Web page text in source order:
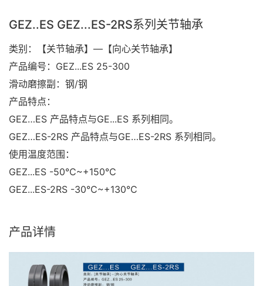
GEZ..ES GEZ...ES-2RS系列关节轴承
类别：【关节轴承】—【向心关节轴承】
产品编号：GEZ...ES 25-300
滑动磨擦副：钢/钢
产品特点：
GEZ…ES 产品特点与GE...ES 系列相同。
GEZ…ES-2RS 产品特点与GE…ES-2RS 系列相同。
使用温度范围：
GEZ...ES -50℃~+150℃
GEZ...ES-2RS -30℃~+130℃
产品详情